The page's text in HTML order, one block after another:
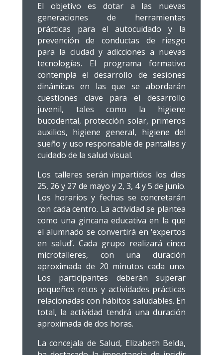
El objetivo es dotar a las nuevas
generaciones de herramientas
prácticas para el autocuidado y la
prevención de conductas de riesgo
para la ciudad y adicciones a nuevas
tecnologías. El programa formativo
contempla el desarrollo de sesiones
dinámicas en las que se abordarán
cuestiones clave para el desarrollo
juvenil, tales como la higiene
bucodental, protección solar, primeros
auxilios, higiene general, higiene del
sueño y uso responsable de pantallas y
cuidado de la salud visual.
Los talleres serán impartidos los días
25, 26 y 27 de mayo y 2, 3, 4 y 5 de junio.
Los horarios y fechas se concretarán
con cada centro. La actividad se plantea
como una gincana educativa en la que
el alumnado se convertirá en ‘expertos
en salud’. Cada grupo realizará cinco
microtalleres, con una duración
aproximada de 20 minutos cada uno.
Los participantes deberán superar
pequeños retos y actividades prácticas
relacionadas con hábitos saludables. En
total, la actividad tendrá una duración
aproximada de dos horas.
La concejala de Salud, Elizabeth Belda,